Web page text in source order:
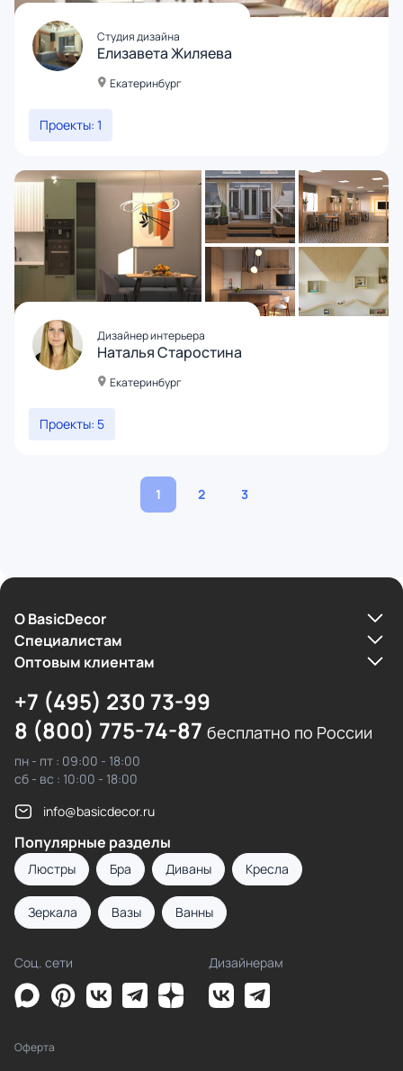
Студия дизайна
Елизавета Жиляева
Екатеринбург
Проекты: 1
Дизайнер интерьера
Наталья Старостина
Екатеринбург
Проекты: 5
1 2 3
О BasicDecor
Cпециалистам
Оптовым клиентам
+7 (495) 230 73-99
8 (800) 775-74-87 бесплатно по России
пн - пт : 09:00 - 18:00
сб - вс : 10:00 - 18:00
info@basicdecor.ru
Популярные разделы
Люстры Бра Диваны Кресла
Зеркала Вазы Ванны
Соц. сети Дизайнерам
Оферта